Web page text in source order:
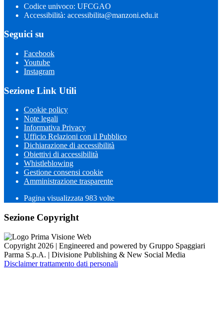
Codice univoco: UFCGAO
Accessibilità: accessibilita@manzoni.edu.it
Seguici su
Facebook
Youtube
Instagram
Sezione Link Utili
Cookie policy
Note legali
Informativa Privacy
Ufficio Relazioni con il Pubblico
Dichiarazione di accessibilità
Obiettivi di accessibilità
Whistleblowing
Gestione consensi cookie
Amministrazione trasparente
Pagina visualizzata 983 volte
Sezione Copyright
Copyright 2026 | Engineered and powered by Gruppo Spaggiari
Parma S.p.A. | Divisione Publishing & New Social Media
Disclaimer trattamento dati personali